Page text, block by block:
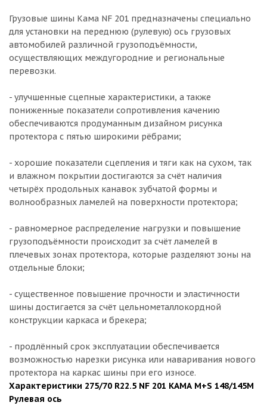
Грузовые шины Кама NF 201 предназначены специально
для установки на переднюю (рулевую) ось грузовых
автомобилей различной грузоподъёмности,
осуществляющих междугородние и региональные
перевозки.
- улучшенные сцепные характеристики, а также
пониженные показатели сопротивления качению
обеспечиваются продуманным дизайном рисунка
протектора с пятью широкими рёбрами;
- хорошие показатели сцепления и тяги как на сухом, так
и влажном покрытии достигаются за счёт наличия
четырёх продольных канавок зубчатой формы и
волнообразных ламелей на поверхности протектора;
- равномерное распределение нагрузки и повышение
грузоподъёмности происходит за счёт ламелей в
плечевых зонах протектора, которые разделяют зоны на
отдельные блоки;
- существенное повышение прочности и эластичности
шины достигается за счёт цельнометаллокордной
конструкции каркаса и брекера;
- продлённый срок эксплуатации обеспечивается
возможностью нарезки рисунка или наваривания нового
протектора на каркас шины при его износе.
Характеристики 275/70 R22.5 NF 201 КАМА M+S 148/145М
Рулевая ось